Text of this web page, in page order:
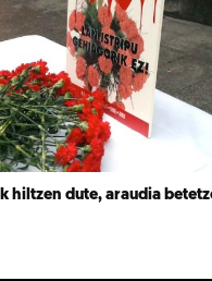
hiltzen dute, araudia